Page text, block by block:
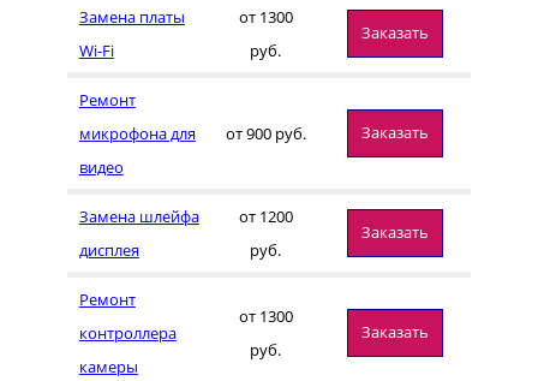
Замена платы
Wi-Fi
от 1300
руб.
Заказать
Ремонт
микрофона для
видео
от 900 руб. Заказать
Замена шлейфа
дисплея
от 1200
руб.
Заказать
Ремонт
контроллера
камеры
от 1300
руб.
Заказать